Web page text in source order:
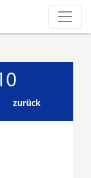
zurück